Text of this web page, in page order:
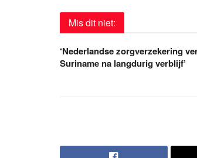
Mis dit niet:
‘Nederlandse zorgverzekering
Suriname na langdurig verblijf’